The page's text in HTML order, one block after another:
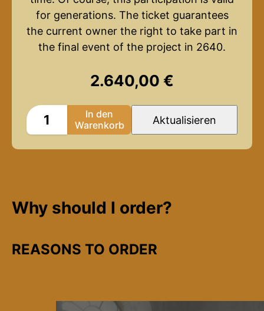
for generations. The ticket guarantees
the current owner the right to take part in
the final event of the project in 2640.
2.640,00 €
Why should I order?
REASONS TO ORDER